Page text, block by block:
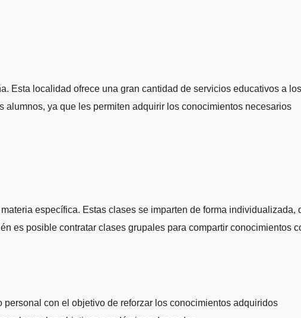
ya que les permiten adquirir los conocimientos necesarios
específica. Estas clases se imparten de forma individualizada,
es posible contratar clases grupales para compartir conocimientos
con el objetivo de reforzar los conocimientos adquiridos